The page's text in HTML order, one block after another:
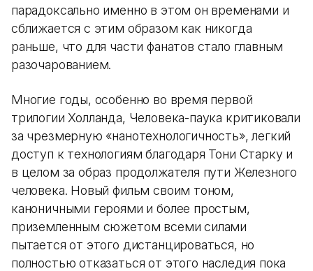
парадоксально именно в этом он временами и
сближается с этим образом как никогда
раньше, что для части фанатов стало главным
разочарованием.
Многие годы, особенно во время первой
трилогии Холланда, Человека-паука критиковали
за чрезмерную «нанотехнологичность», легкий
доступ к технологиям благодаря Тони Старку и
в целом за образ продолжателя пути Железного
человека. Новый фильм своим тоном,
каноничными героями и более простым,
приземленным сюжетом всеми силами
пытается от этого дистанцироваться, но
полностью отказаться от этого наследия пока